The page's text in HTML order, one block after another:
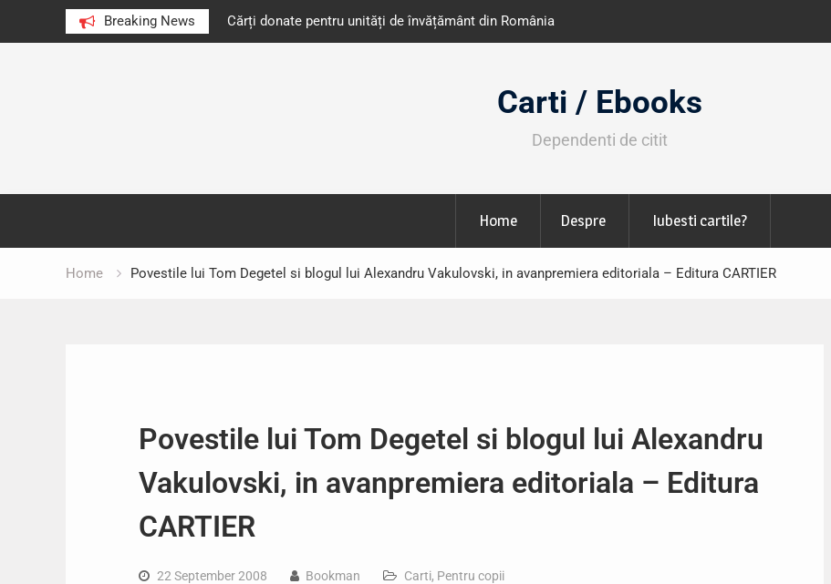
Breaking News
au citit românii în 2023 Cărți donate pentru unități de învățământ din România
octombrie
Carti / Ebooks
Dependenti de citit
Home Despre Iubesti cartile?
Home Povestile lui Tom Degetel si blogul lui Alexandru Vakulovski, in avanpremiera editoriala – Editura CARTIER
Povestile lui Tom Degetel si blogul lui Alexandru
Vakulovski, in avanpremiera editoriala – Editura
CARTIER
22 September 2008 Bookman Carti, Pentru copii